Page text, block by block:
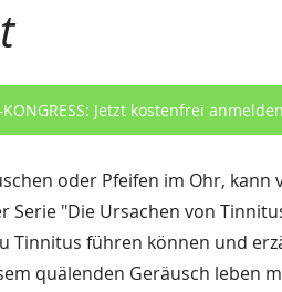
Jetzt kostenfrei
oder Pfeifen im Ohr, kann
Serie "Die Ursachen von
Tinnitus führen können und
quälenden Geräusch leben